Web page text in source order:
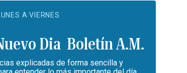
A VIERNES
Boletín A.M.
explicadas de forma sencilla y